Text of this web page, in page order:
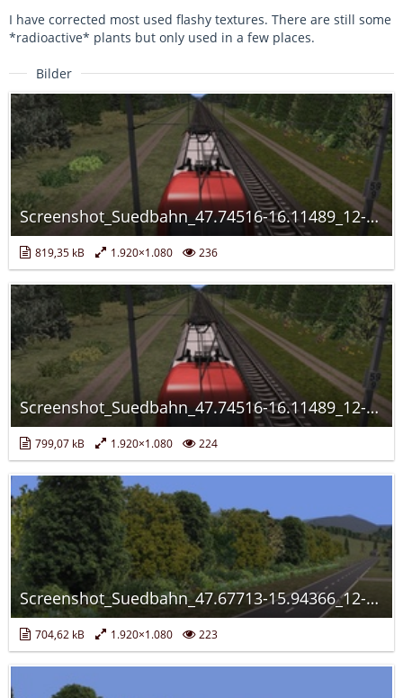
I have corrected most used flashy textures. There are still some
*radioactive* plants but only used in a few places.
Bilder
Screenshot_Suedbahn_47.74516-16.11489_12-00-19.jpg
819,35 kB 1.920×1.080 236
Screenshot_Suedbahn_47.74516-16.11489_12-02-22.jpg
799,07 kB 1.920×1.080 224
Screenshot_Suedbahn_47.67713-15.94366_12-01-21.jpg
704,62 kB 1.920×1.080 223